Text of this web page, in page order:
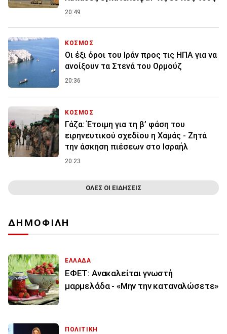
20:49
ΚΟΣΜΟΣ
Οι έξι όροι του Ιράν προς τις ΗΠΑ για να
ανοίξουν τα Στενά του Ορμούζ
20:36
ΚΟΣΜΟΣ
Γάζα: Έτοιμη για τη β’ φάση του
ειρηνευτικού σχεδίου η Χαμάς - Ζητά
την άσκηση πιέσεων στο Ισραήλ
20:23
ΟΛΕΣ ΟΙ ΕΙΔΗΣΕΙΣ
ΔΗΜΟΦΙΛΗ
ΕΛΛΑΔΑ
ΕΦΕΤ: Ανακαλείται γνωστή
μαρμελάδα - «Μην την καταναλώσετε»
ΠΟΛΙΤΙΚΗ